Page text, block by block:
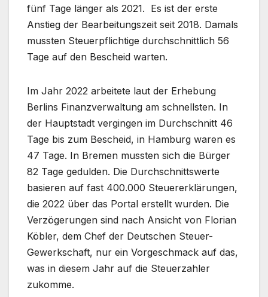
fünf Tage länger als 2021. Es ist der erste
Anstieg der Bearbeitungszeit seit 2018. Damals
mussten Steuerpflichtige durchschnittlich 56
Tage auf den Bescheid warten.
Im Jahr 2022 arbeitete laut der Erhebung
Berlins Finanzverwaltung am schnellsten. In
der Hauptstadt vergingen im Durchschnitt 46
Tage bis zum Bescheid, in Hamburg waren es
47 Tage. In Bremen mussten sich die Bürger
82 Tage gedulden. Die Durchschnittswerte
basieren auf fast 400.000 Steuererklärungen,
die 2022 über das Portal erstellt wurden. Die
Verzögerungen sind nach Ansicht von Florian
Köbler, dem Chef der Deutschen Steuer-
Gewerkschaft, nur ein Vorgeschmack auf das,
was in diesem Jahr auf die Steuerzahler
zukomme.